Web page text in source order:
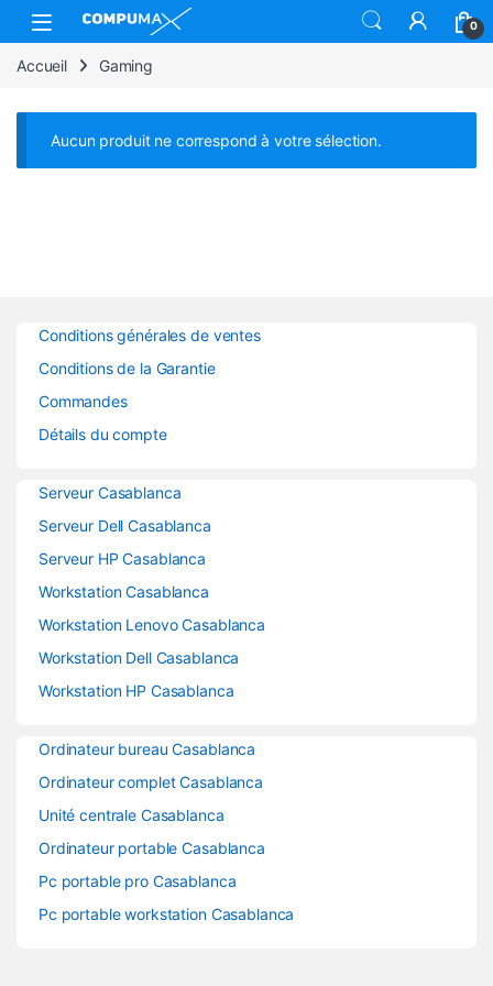
Skip to navigation
Skip to content
Open 0
Accueil Gaming
Aucun produit ne correspond à votre sélection.
Conditions générales de ventes
Conditions de la Garantie
Commandes
Détails du compte
Serveur Casablanca
Serveur Dell Casablanca
Serveur HP Casablanca
Workstation Casablanca
Workstation Lenovo Casablanca
Workstation Dell Casablanca
Workstation HP Casablanca
Ordinateur bureau Casablanca
Ordinateur complet Casablanca
Unité centrale Casablanca
Ordinateur portable Casablanca
Pc portable pro Casablanca
Pc portable workstation Casablanca